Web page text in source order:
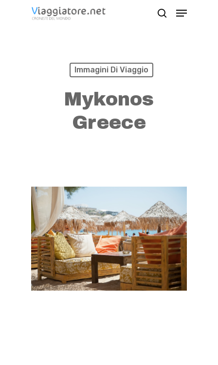
Menu
Immagini Di Viaggio
Mykonos
Greece